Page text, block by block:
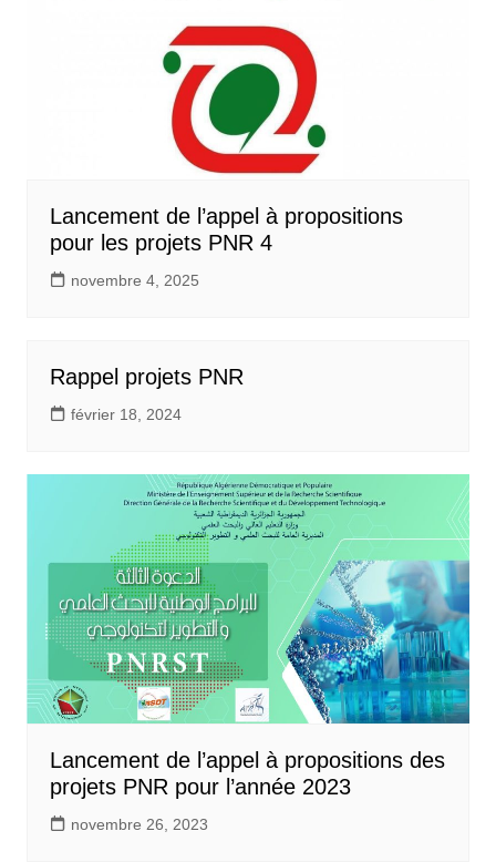
Lancement de l’appel à propositions
pour les projets PNR 4
novembre 4, 2025
Rappel projets PNR
février 18, 2024
Lancement de l’appel à propositions des
projets PNR pour l’année 2023
novembre 26, 2023